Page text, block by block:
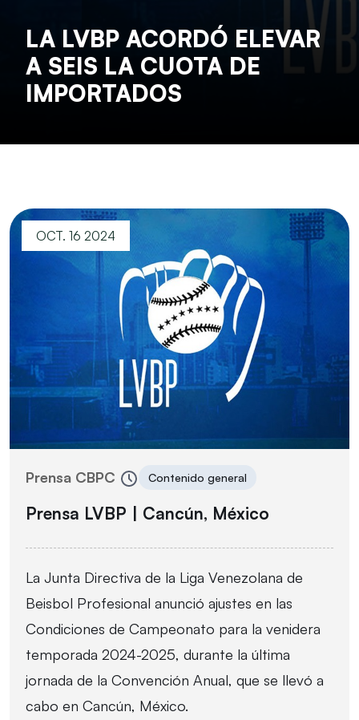
LA LVBP ACORDÓ ELEVAR
A SEIS LA CUOTA DE
IMPORTADOS
OCT. 16 2024
Prensa CBPC Contenido general
Prensa LVBP | Cancún, México
La Junta Directiva de la Liga Venezolana de
Beisbol Profesional anunció ajustes en las
Condiciones de Campeonato para la venidera
temporada 2024-2025, durante la última
jornada de la Convención Anual, que se llevó a
cabo en Cancún, México.